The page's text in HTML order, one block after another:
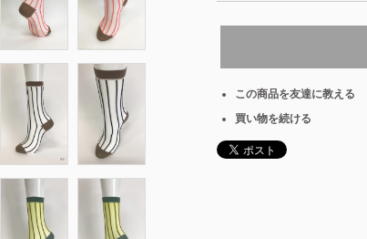
この商品を友達に教える
買い物を続ける